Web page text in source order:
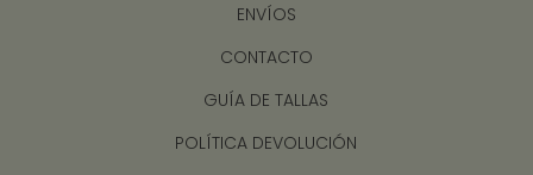
ENVÍOS
CONTACTO
GUÍA DE TALLAS
POLÍTICA DEVOLUCIÓN